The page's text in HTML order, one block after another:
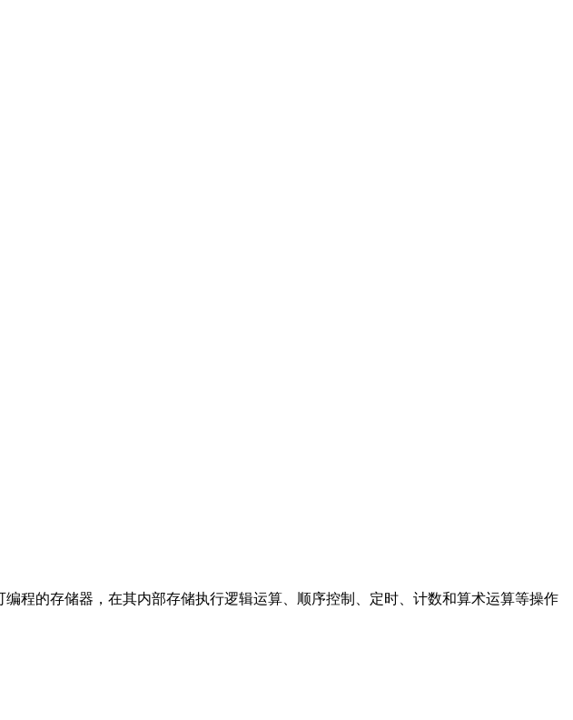
程的存储器，在其内部存储执行逻辑运算、顺序控制、定时、计数和算术运算等操作